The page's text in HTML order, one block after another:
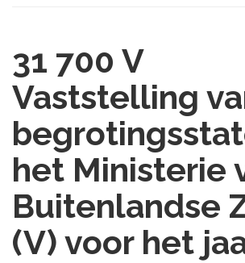
31 700 V
Vaststelling
het Ministerie
Buitenlandse
(V) voor het